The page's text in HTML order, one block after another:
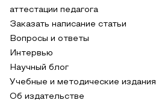
аттестации педагога
Заказать написание статьи
Вопросы и ответы
Интервью
Научный блог
Учебные и методические издания
Об издательстве